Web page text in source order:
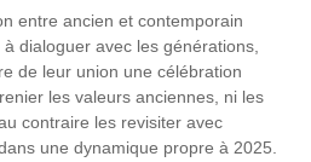
entre ancien et contemporain
dialoguer avec les générations,
de leur union une célébration
les valeurs anciennes, ni les
contraire les revisiter avec
une dynamique propre à 2025.